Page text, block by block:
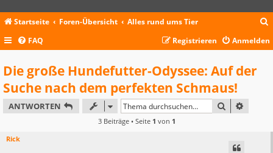
Startseite Foren-Übersicht Alles rund ums Tier
c
FAQ Anmelden
Registrieren
Die große Hundefutter-Odyssee: Auf der
Suche nach dem perfekten Schmaus!
ANTWORTEN SUCHE
3 Beiträge • Seite 1 von 1
Rick